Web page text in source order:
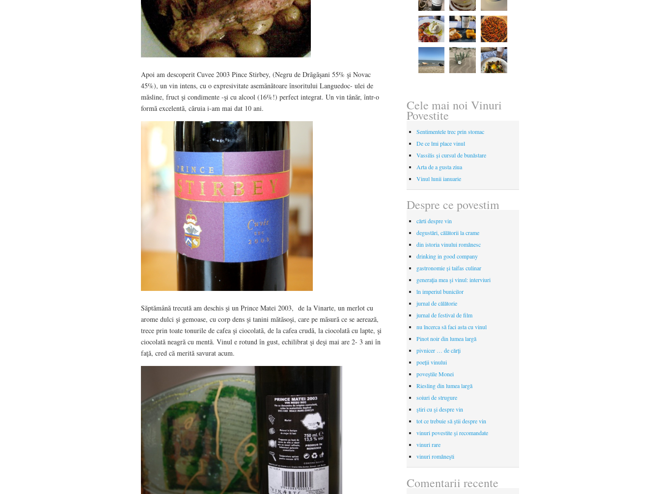
Apoi am descoperit Cuvee 2003 Pince Stirbey, (Negru de Drăgăşani 55% şi Novac
45%), un vin intens, cu o expresivitate asemănătoare însoritului Languedoc- ulei de
măsline, fruct şi condimente -şi cu alcool (16%!) perfect integrat. Un vin tânăr, într-o
formă excelentă, căruia i-am mai dat 10 ani.
Săptămână trecută am deschis şi un Prince Matei 2003, de la Vinarte, un merlot cu
arome dulci şi gemoase, cu corp dens şi tanini mătăsoşi, care pe măsură ce se aerează,
trece prin toate tonurile de cafea şi ciocolată, de la cafea crudă, la ciocolată cu lapte, şi
ciocolată neagră cu mentă. Vinul e rotund în gust, echilibrat şi deşi mai are 2- 3 ani în
faţă, cred că merită savurat acum.
Cele mai noi Vinuri
Povestite
Sentimentele trec prin stomac
De ce îmi place vinul
Vassilis și cursul de bunăstare
Arta de a gusta ziua
Vinul lunii ianuarie
Despre ce povestim
cărti despre vin
degustări, călătorii la crame
din istoria vinului românesc
drinking in good company
gastronomie și taifas culinar
generaţia mea şi vinul: interviuri
în imperiul bunicilor
jurnal de călătorie
jurnal de festival de film
nu încerca să faci asta cu vinul
Pinot noir din lumea largă
pivnicer … de cărţi
poeții vinului
poveştile Monei
Riesling din lumea largă
soiuri de strugure
ştiri cu şi despre vin
tot ce trebuie să ştii despre vin
vinuri povestite şi recomandate
vinuri rare
vinuri româneşti
Comentarii recente